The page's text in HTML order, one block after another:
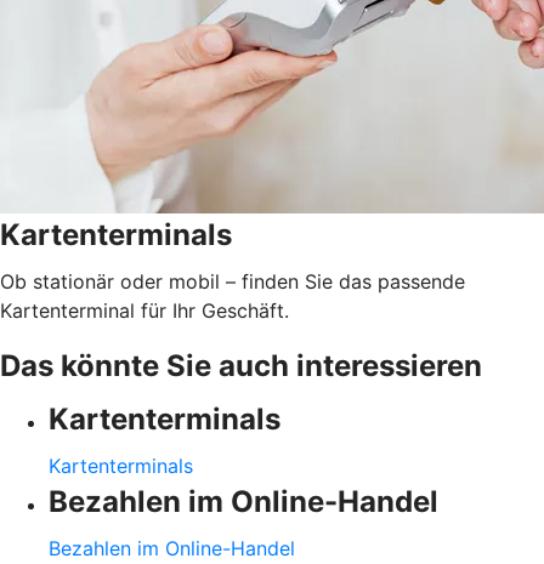
Kartenterminals
Ob stationär oder mobil – finden Sie das passende
Kartenterminal für Ihr Geschäft.
Das könnte Sie auch interessieren
Kartenterminals
Kartenterminals
Bezahlen im Online-Handel
Bezahlen im Online-Handel